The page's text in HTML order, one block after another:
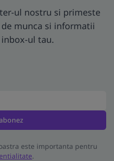
ul nostru si primeste
munca si informatii
ul tau.
este importanta pentru
.